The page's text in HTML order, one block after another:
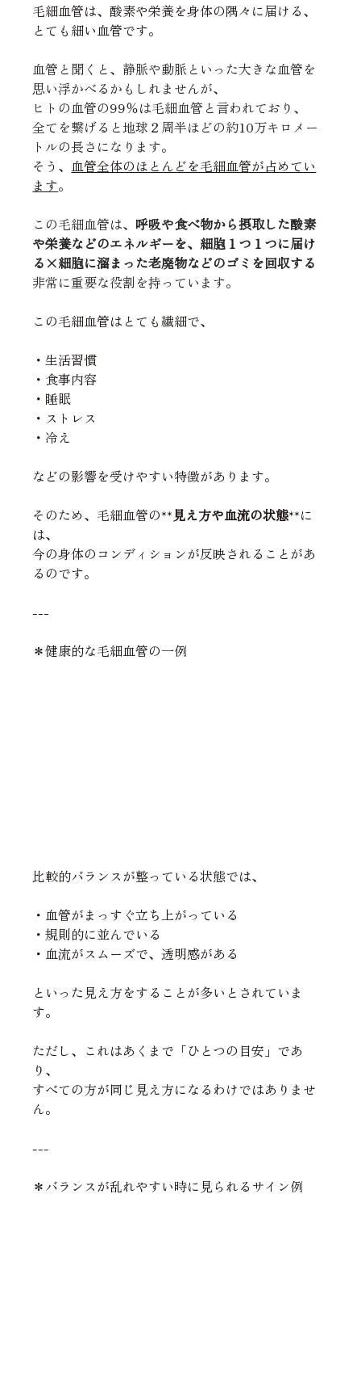
毛細血管は、酸素や栄養を身体の隅々に届ける、
とても細い血管です。
血管と聞くと、静脈や動脈といった大きな血管を
思い浮かべるかもしれませんが、
ヒトの血管の99％は毛細血管と言われており、
全てを繋げると地球２周半ほどの約10万キロメー
トルの長さになります。
そう、 血管全体のほとんどを毛細血管が占めてい
ます。
この毛細血管は、 呼吸や食べ物から摂取した酸素
や栄養などのエネルギーを、細胞１つ１つに届け
る×細胞に溜まった老廃物などのゴミを回収する
非常に重要な役割を持っています。
この毛細血管はとても繊細で、
・生活習慣
・食事内容
・睡眠
・ストレス
・冷え
などの影響を受けやすい特徴があります。
そのため、毛細血管の**見え方や血流の状態**に
は、
今の身体のコンディションが反映されることがあ
るのです。
---
＊健康的な毛細血管の一例
比較的バランスが整っている状態では、
・血管がまっすぐ立ち上がっている
・規則的に並んでいる
・血流がスムーズで、透明感がある
といった見え方をすることが多いとされていま
す。
ただし、これはあくまで「ひとつの目安」であ
り、
すべての方が同じ見え方になるわけではありませ
ん。
---
＊バランスが乱れやすい時に見られるサイン例